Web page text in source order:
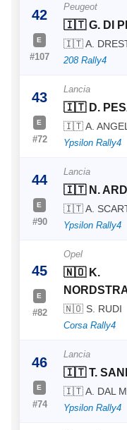
42
E
#107
Peugeot
🇮🇹 G. DI
🇮🇹 A.
208 Rally4
43
E
#72
Lancia
🇮🇹 D.
🇮🇹 A.
Ypsilon Rally4
44
E
#90
Lancia
🇮🇹 N.
🇮🇹 A.
Ypsilon Rally4
45
E
#82
Opel
🇳🇴 K.
🇳🇴 S. RUDI
Corsa Rally4
46
E
#74
Lancia
🇮🇹 T.
🇮🇹 A. DAL
Ypsilon Rally4